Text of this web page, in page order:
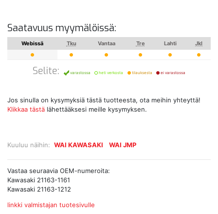
Kuuluu näihin: WAI KAWASAKI WAI JMP
Saatavuus myymälöissä:
Webissä Tku Vantaa Tre Lahti Jkl
Selite: varastossa heti verkosta tilauksesta ei varastossa
Jos sinulla on kysymyksiä tästä tuotteesta, ota meihin yhteyttä!
Klikkaa tästä lähettääksesi meille kysymyksen.
Vastaa seuraavia OEM-numeroita:
Kawasaki 21163-1161
Kawasaki 21163-1212
linkki valmistajan tuotesivulle